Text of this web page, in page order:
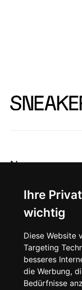
Ihre
wichtig
Diese Website
Targeting
besseres
die Werbung,
Bedürfnisse
News
About
Instagram
Facebook